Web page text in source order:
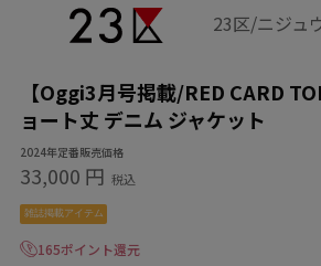
23区/ニジュ
【Oggi3月号掲載/RED CARD
ョート丈 デニム ジャケット
2024年定番販売価格
33,000 円 税込
雑誌掲載アイテム
165ポイント還元